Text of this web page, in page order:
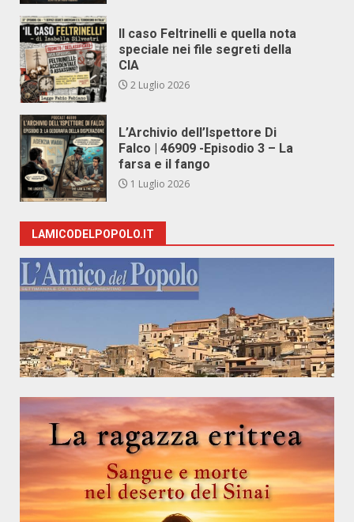
Il caso Feltrinelli e quella nota
speciale nei file segreti della
CIA
2 Luglio 2026
L’Archivio dell’Ispettore Di
Falco | 46909 -Episodio 3 – La
farsa e il fango
1 Luglio 2026
LAMICODELPOPOLO.IT